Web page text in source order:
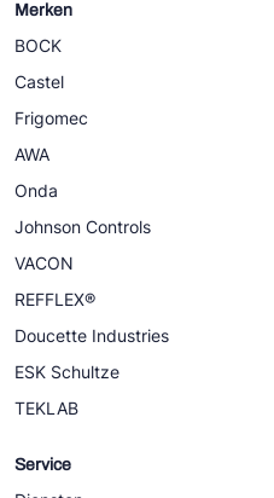
Merken
BOCK
Castel
Frigomec
AWA
Onda
Johnson Controls
VACON
REFFLEX®
Doucette Industries
ESK Schultze
TEKLAB
Service